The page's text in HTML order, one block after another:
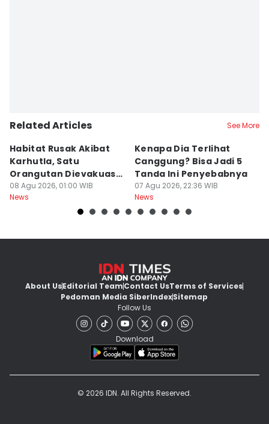
Related Articles See More
Habitat Rusak Akibat
Karhutla, Satu
Orangutan Dievakuasi
di Ketapang
08 Agu 2026, 01:00 WIB
News
Kenapa Dia Terlihat
Canggung? Bisa Jadi 5
Tanda Ini Penyebabnya
07 Agu 2026, 22:36 WIB
News
About UsEditorial TeamContact UsTerms of Services
Pedoman Media SiberIndexSitemap
Follow Us
Download
© 2026 IDN. All Rights Reserved.